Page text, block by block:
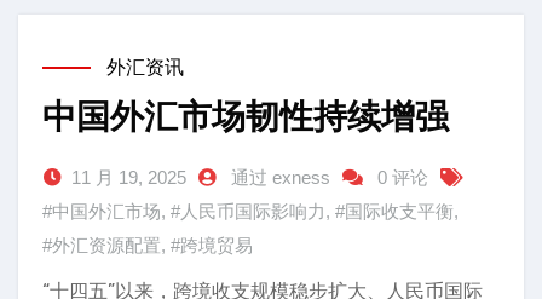
外汇资讯
中国外汇市场韧性持续增强
11 月 19, 2025 通过 exness
0 评论
#中国外汇市场, #人民币国际影响力, #国际收支平衡,
#外汇资源配置, #跨境贸易
“十四五”以来，跨境收支规模稳步扩大、人民币国际